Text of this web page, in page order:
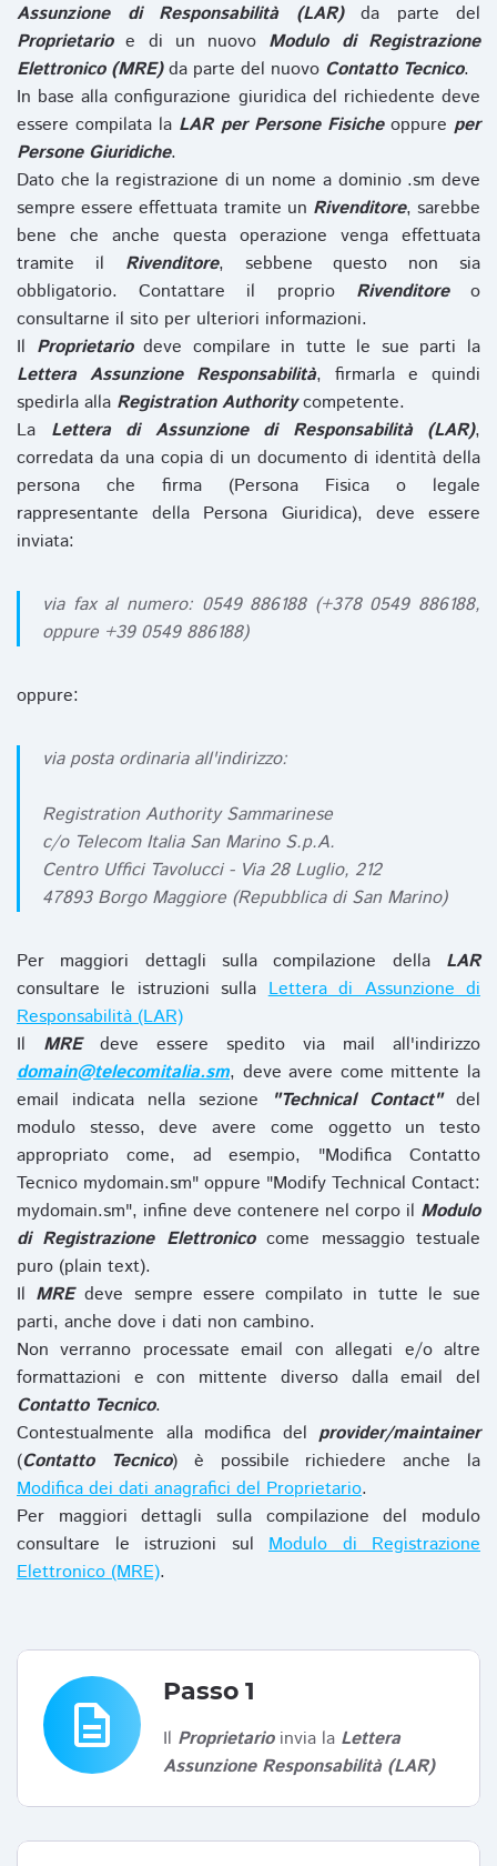
Assunzione di Responsabilità (LAR)da parte del
Proprietarioe di un nuovo Modulo di Registrazione
Elettronico (MRE)da parte del nuovo Contatto Tecnico.
In base alla configurazione giuridica del richiedente deve
essere compilata la LAR per Persone Fisicheoppure per
Persone Giuridiche.
Dato che la registrazione di un nome a dominio .sm deve
sempre essere effettuata tramite un Rivenditore, sarebbe
bene che anche questa operazione venga effettuata
tramite il Rivenditore, sebbene questo non sia
obbligatorio. Contattare il proprio Rivenditoreo
consultarne il sito per ulteriori informazioni.
Il Proprietariodeve compilare in tutte le sue parti la
Lettera Assunzione Responsabilità, firmarla e quindi
spedirla alla Registration Authoritycompetente.
La Lettera di Assunzione di Responsabilità (LAR),
corredata da una copia di un documento di identità della
persona che firma (Persona Fisica o legale
rappresentante della Persona Giuridica), deve essere
inviata:
via fax al numero: 0549 886188 (+378 0549 886188,
oppure +39 0549 886188)
oppure:
via posta ordinaria all'indirizzo:
Registration Authority Sammarinese
c/o Telecom Italia San Marino S.p.A.
Centro Uffici Tavolucci - Via 28 Luglio, 212
47893 Borgo Maggiore (Repubblica di San Marino)
Per maggiori dettagli sulla compilazione della LAR
consultare le istruzioni sullaLettera di Assunzione di
Responsabilità (LAR)
Il MREdeve essere spedito via mail all'indirizzo
domain@telecomitalia.sm, deve avere come mittente la
email indicata nella sezione
"Technical Contact"del
modulo stesso, deve avere come oggetto un testo
appropriato come, ad esempio, "Modifica Contatto
Tecnico mydomain.sm" oppure "Modify Technical Contact:
mydomain.sm", infine deve contenere nel corpo il Modulo
di Registrazione Elettronicocome messaggio testuale
puro (plain text).
Il MREdeve sempre essere compilato in tutte le sue
parti, anche dove i dati non cambino.
Non verranno processate email con allegati e/o altre
formattazioni e con mittente diverso dalla email del
Contatto Tecnico.
Contestualmente alla modifica del provider/maintainer
(Contatto Tecnico) è possibile richiedere anche la
Modifica dei dati anagrafici del Proprietario.
Per maggiori dettagli sulla compilazione del modulo
consultare le istruzioni sul Modulo di Registrazione
Elettronico (MRE).
description
Passo 1
Il Proprietarioinvia la Lettera
Assunzione Responsabilità (LAR)